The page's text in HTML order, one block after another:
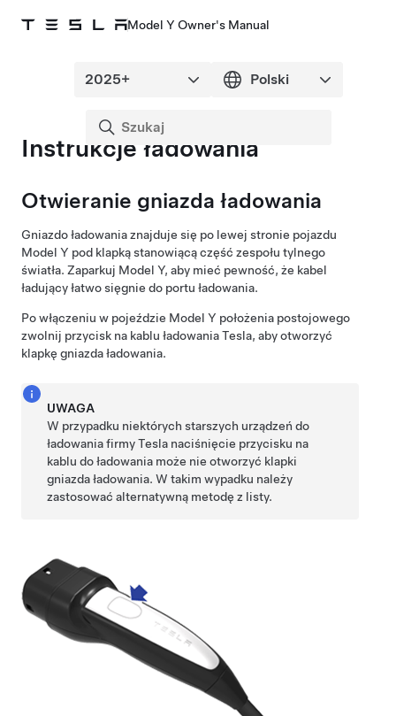
Model Y Owner's Manual
Instrukcje ładowania
Otwieranie gniazda ładowania
Gniazdo ładowania znajduje się po lewej stronie pojazdu
Model Y pod klapką stanowiącą część zespołu tylnego
światła. Zaparkuj Model Y, aby mieć pewność, że kabel
ładujący łatwo sięgnie do portu ładowania.
Po włączeniu w pojeździe Model Y położenia postojowego
zwolnij przycisk na kablu ładowania Tesla, aby otworzyć
klapkę gniazda ładowania.
UWAGA
W przypadku niektórych starszych urządzeń do
ładowania firmy Tesla naciśnięcie przycisku na
kablu do ładowania może nie otworzyć klapki
gniazda ładowania. W takim wypadku należy
zastosować alternatywną metodę z listy.